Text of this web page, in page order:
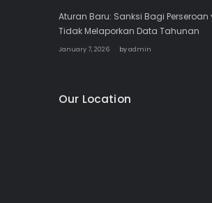
Aturan Baru: Sanksi Bagi
Tidak Melaporkan Data Tahunan
January 7, 2026 byadmin
Our Location